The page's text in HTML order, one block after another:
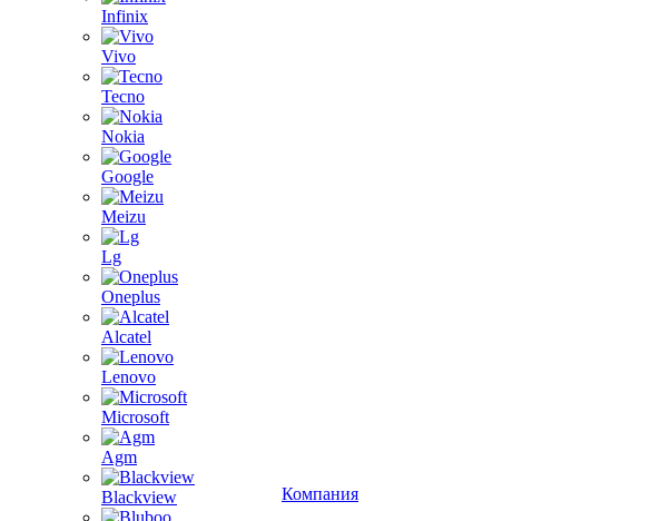
Infinix
Vivo
Tecno
Nokia
Google
Meizu
Lg
Oneplus
Alcatel
Lenovo
Microsoft
Agm
Blackview
Компания